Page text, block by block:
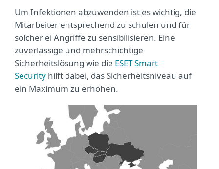
Um Infektionen abzuwenden ist es wichtig, die
Mitarbeiter entsprechend zu schulen und für
solcherlei Angriffe zu sensibilisieren. Eine
zuverlässige und mehrschichtige
Sicherheitslösung wie die ESET Smart
Security hilft dabei, das Sicherheitsniveau auf
ein Maximum zu erhöhen.